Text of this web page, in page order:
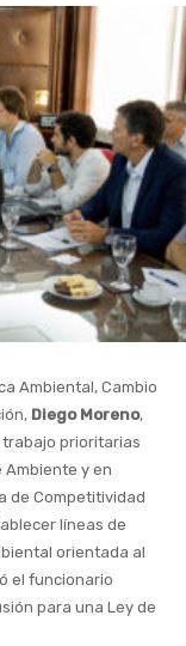
Ambiental, Cambio
Diego Moreno,
prioritarias
y en
de Competitividad
líneas de
orientada al
el funcionario
para una Ley de